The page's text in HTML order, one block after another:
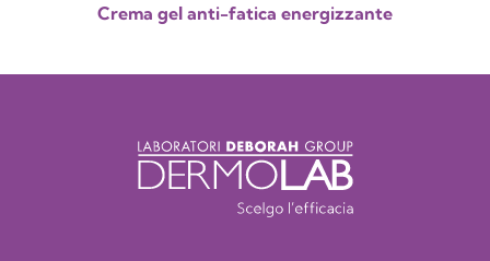
Crema gel anti-fatica energizzante